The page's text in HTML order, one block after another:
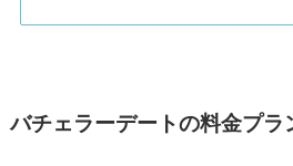
バチェラーデートの料金プラ